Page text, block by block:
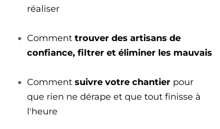
réaliser
Comment trouver des artisans de
confiance, filtrer et éliminer les mauvais
Comment suivre votre chantier pour
que rien ne dérape et que tout finisse à
l'heure